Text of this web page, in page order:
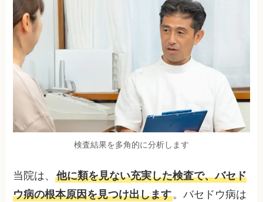
検査結果を多角的に分析します
当院は、他に類を見ない充実した検査で、バセド
ウ病の根本原因を見つけ出します。バセドウ病は